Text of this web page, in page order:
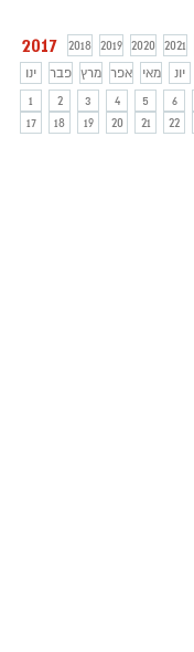
2017 2018 2019 2020 2021
ינו
פבר מרץ אפר מאי יונ
1 2 3 4 5 6
17
18 19 20 21 22